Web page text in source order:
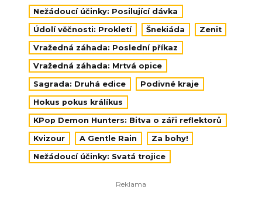
Nežádoucí účinky: Posilující dávka
Údolí věčnosti: Prokletí Šnekiáda Zenit
Vražedná záhada: Poslední příkaz
Vražedná záhada: Mrtvá opice
Sagrada: Druhá edice Podivné kraje
Hokus pokus králíkus
KPop Demon Hunters: Bitva o záři reflektorů
Kvizour A Gentle Rain Za bohy!
Nežádoucí účinky: Svatá trojice